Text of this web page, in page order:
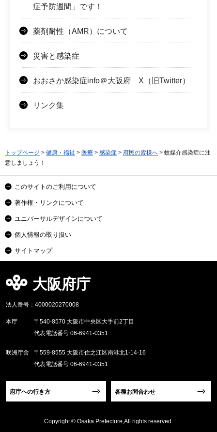
症予防週間」です！
薬剤耐性（AMR）について
災害と感染症
おおさか感染症info＠大阪府 X（旧Twitter）
リンク集
トップページ > 健康・福祉 > 医療 > 感染症 > 府民の皆様へ > 蚊媒介感染症に注
意しましょう！
このサイトのご利用について
著作権・リンクについて
ユニバーサルデザインについて
個人情報の取り扱い
サイトマップ
大阪府庁
法人番号：4000020270008
本庁
〒540-8570 大阪市中央区大手前2丁目
代表電話番号 06-6941-0351
咲洲庁舎
〒559-8555 大阪市住之江区南港北1-14-16
代表電話番号 06-6941-0351
府庁への行き方 各種お問合わせ
Copyright © Osaka Prefecture,All rights reserved.